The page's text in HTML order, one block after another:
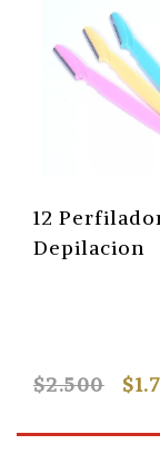
12
Depilacion
$2.500